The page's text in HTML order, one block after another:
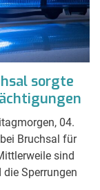
sorgte
04.
Bruchsal für
sind
Sperrungen